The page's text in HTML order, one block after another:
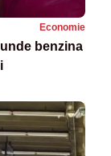
Economie
benzina